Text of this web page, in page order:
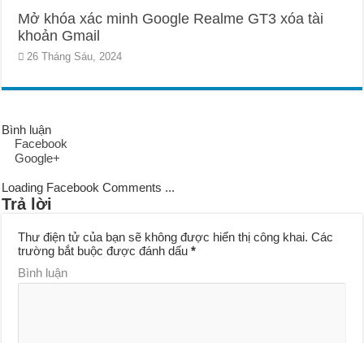
Mở khóa xác minh Google Realme GT3 xóa tài
khoản Gmail
26 Tháng Sáu, 2024
Bình luận
Facebook
Google+
Loading Facebook Comments ...
Trả lời
Thư điện tử của bạn sẽ không được hiển thị công khai. Các
trường bắt buộc được đánh dấu*
Bình luận